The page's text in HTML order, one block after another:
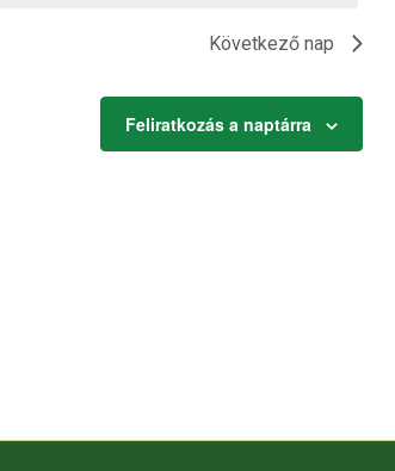
Következő nap
Feliratkozás a naptárra